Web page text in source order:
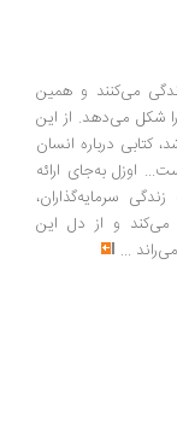
و همین
از این
درباره انسان
به‌جای ارائه
و از دل این
...